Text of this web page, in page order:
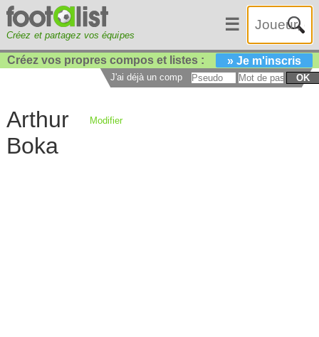
Créez et partagez vos équipes
☰
Créez vos propres compos et listes : » Je m'inscris
J'ai déjà un compte : OK
Arthur
Boka
Modifier